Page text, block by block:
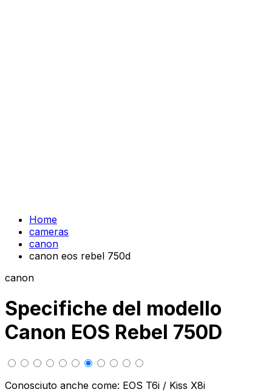
Home
cameras
canon
canon eos rebel 750d
canon
Specifiche del modello
Canon EOS Rebel 750D
Conosciuto anche come: EOS T6i / Kiss X8i